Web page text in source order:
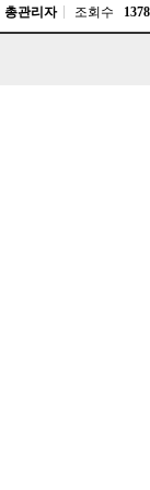
총관리자 조회수 1378